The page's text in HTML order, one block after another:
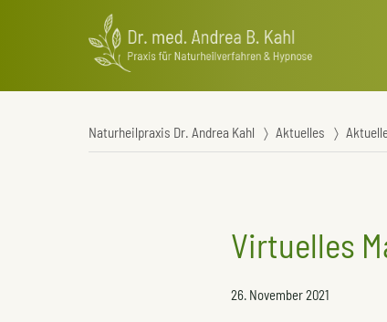
Naturheilpraxis Dr. Andrea Kahl Aktuelles
Virtuelles
26. November 2021